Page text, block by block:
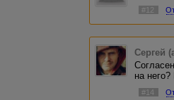
#12
Сергей
на
#14